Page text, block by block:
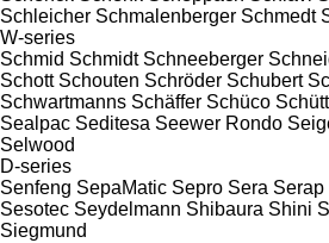
Schleicher Schmalenberger Schmedt
W-series
Schmid Schmidt Schneeberger
Schott Schouten Schröder Schubert
Schwartmanns Schäffer Schüco
Sealpac Seditesa Seewer Rondo
Selwood
D-series
Senfeng SepaMatic Sepro Sera Serap
Sesotec Seydelmann Shibaura Shini
Siegmund